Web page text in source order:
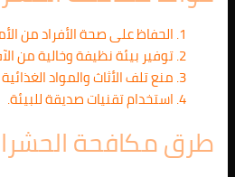
الحفاظ على صحة الأفراد من
توفير بيئة نظيفة وخالية من
منع تلف الأثاث والمواد
استخدام تقنيات صديقة للبيئة.
طرق مكافحة